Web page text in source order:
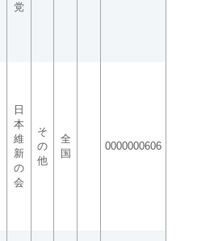
党
日
本
維
新
の
会
そ
の
他
全
国
0000000606